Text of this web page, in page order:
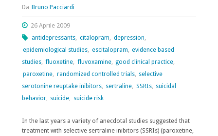
Da Bruno Pacciardi
26 Aprile 2009
antidepressants, citalopram, depression,
epidemiological studies, escitalopram, evidence based
studies, fluoxetine, fluvoxamine, good clinical practice,
paroxetine, randomized controlled trials, selective
serotonine reuptake inibitors, sertraline, SSRIs, suicidal
behavior, suicide, suicide risk
In the last years a variety of anecdotal studies suggested that
treatment with selective sertraline inibitors (SSRIs) (paroxetine,